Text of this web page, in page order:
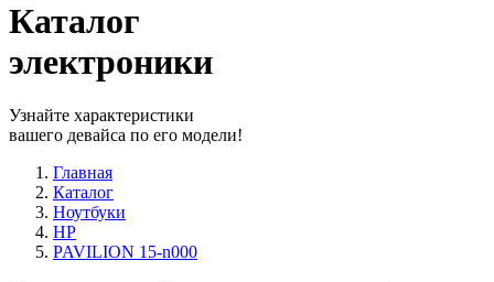
Каталог
электроники
Узнайте характеристики
вашего девайса по его модели!
Главная
Каталог
Ноутбуки
HP
PAVILION 15-n000